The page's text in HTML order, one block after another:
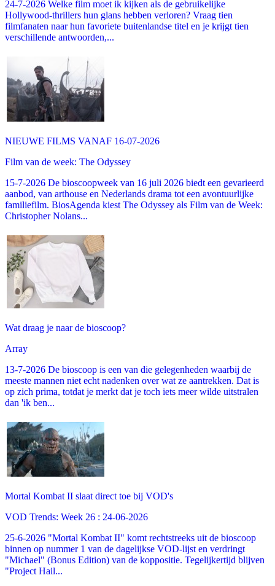
24-7-2026 Welke film moet ik kijken als de gebruikelijke
Hollywood-thrillers hun glans hebben verloren? Vraag tien
filmfanaten naar hun favoriete buitenlandse titel en je krijgt tien
verschillende antwoorden,...
NIEUWE FILMS VANAF 16-07-2026
Film van de week: The Odyssey
15-7-2026 De bioscoopweek van 16 juli 2026 biedt een gevarieerd
aanbod, van arthouse en Nederlands drama tot een avontuurlijke
familiefilm. BiosAgenda kiest The Odyssey als Film van de Week:
Christopher Nolans...
Wat draag je naar de bioscoop?
Array
13-7-2026 De bioscoop is een van die gelegenheden waarbij de
meeste mannen niet echt nadenken over wat ze aantrekken. Dat is
op zich prima, totdat je merkt dat je toch iets meer wilde uitstralen
dan 'ik ben...
Mortal Kombat II slaat direct toe bij VOD's
VOD Trends: Week 26 : 24-06-2026
25-6-2026 "Mortal Kombat II" komt rechtstreeks uit de bioscoop
binnen op nummer 1 van de dagelijkse VOD-lijst en verdringt
"Michael" (Bonus Edition) van de koppositie. Tegelijkertijd blijven
"Project Hail...